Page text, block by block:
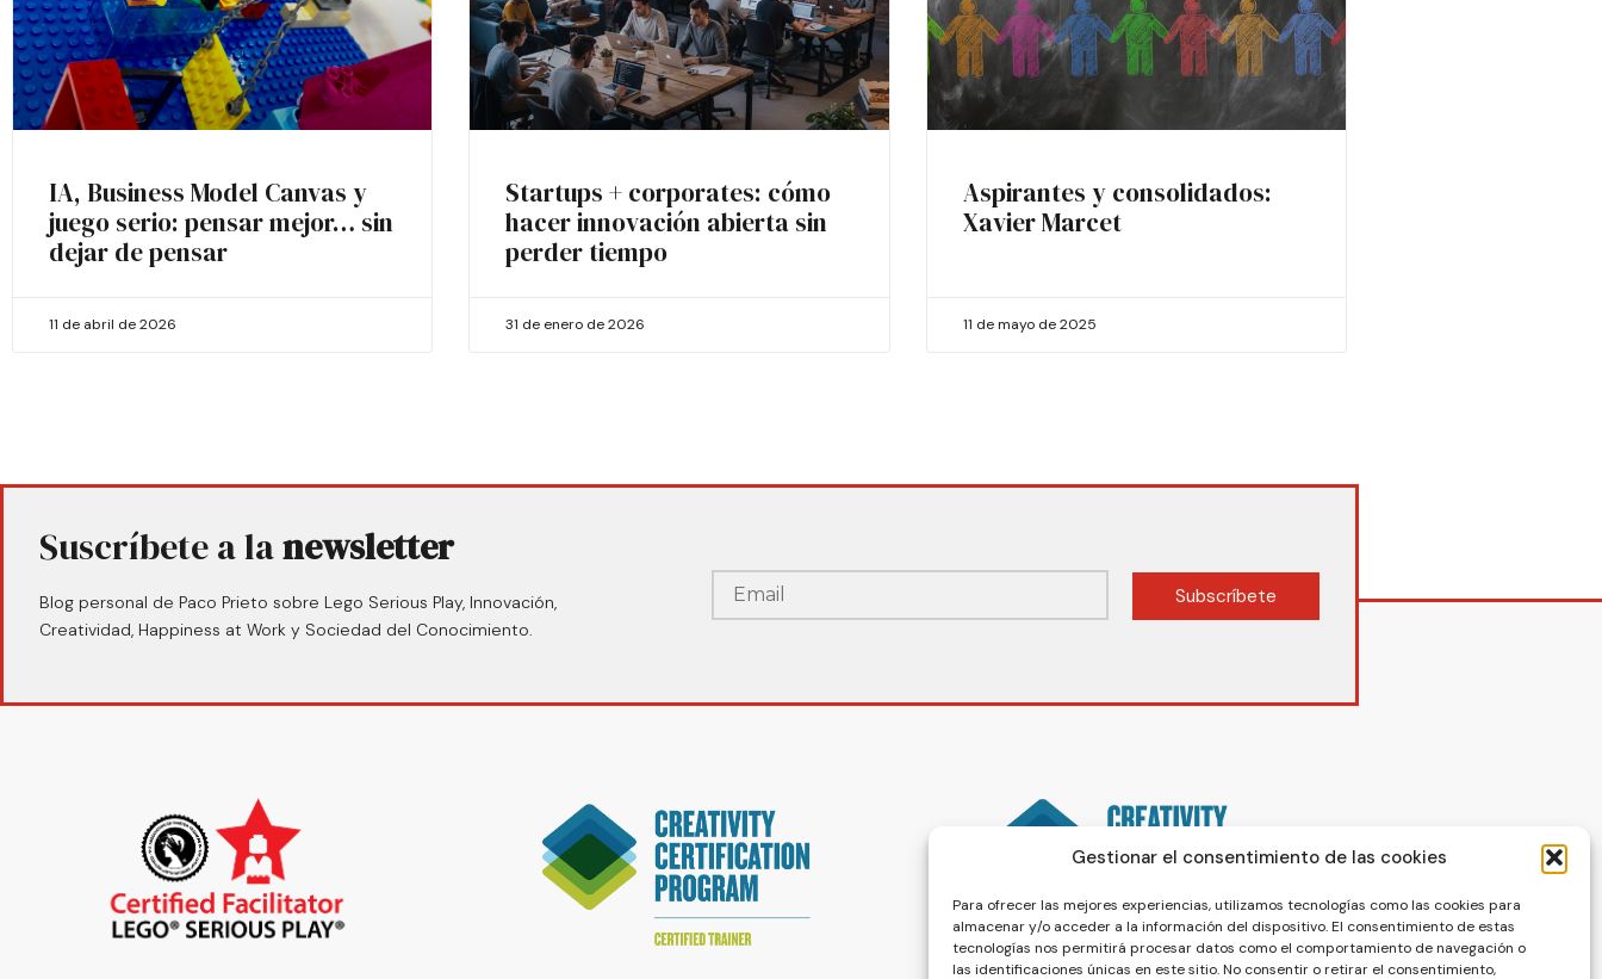
Gestionar el consentimiento de las cookies
Para ofrecer las mejores experiencias, utilizamos tecnologías como las cookies para
almacenar y/o acceder a la información del dispositivo. El consentimiento de estas
tecnologías nos permitirá procesar datos como el comportamiento de navegación o
las identificaciones únicas en este sitio. No consentir o retirar el consentimiento,
IA, Business Model Canvas y
juego serio: pensar mejor… sin
dejar de pensar
11 de abril de 2026
Startups + corporates: cómo
hacer innovación abierta sin
perder tiempo
31 de enero de 2026
Aspirantes y consolidados:
Xavier Marcet
11 de mayo de 2025
Suscríbete a lanewsletter
Blog personal de Paco Prieto sobre Lego Serious Play, Innovación,
Creatividad, Happiness at Work y Sociedad del Conocimiento.
Subscríbete